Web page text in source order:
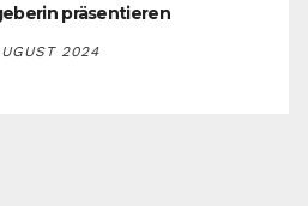
präsentieren
2024